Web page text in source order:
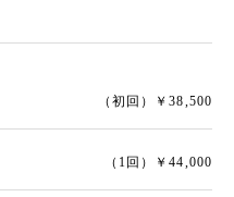
（初回）￥38,500
（1回）￥44,000